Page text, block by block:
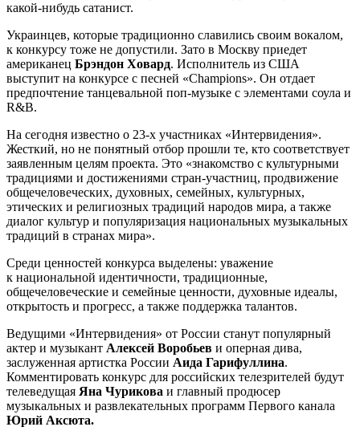
какой-нибудь сатанист.
Украинцев, которые традиционно славились своим вокалом,
к конкурсу тоже не допустили. Зато в Москву приедет
американец Брэндон Ховард. Исполнитель из США
выступит на конкурсе с песней «Champions». Он отдает
предпочтение танцевальной поп-музыке с элементами соула и
R&B.
На сегодня известно о 23-х участниках «Интервидения».
Жесткий, но не понятный отбор прошли те, кто соответствует
заявленным целям проекта. Это «знакомство с культурными
традициями и достижениями стран-участниц, продвижение
общечеловеческих, духовных, семейных, культурных,
этических и религиозных традиций народов мира, а также
диалог культур и популяризация национальных музыкальных
традиций в странах мира».
Среди ценностей конкурса выделены: уважение
к национальной идентичности, традиционные,
общечеловеческие и семейные ценности, духовные идеалы,
открытость и прогресс, а также поддержка талантов.
Ведущими «Интервидения» от России станут популярный
актер и музыкант Алексей Воробьев и оперная дива,
заслуженная артистка России Аида Гарифуллина.
Комментировать конкурс для российских телезрителей будут
телеведущая Яна Чурикова и главный продюсер
музыкальных и развлекательных программ Первого канала
Юрий Аксюта.